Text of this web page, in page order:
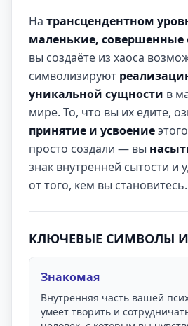
На трансцендентном
маленькие,
вы создаёте из хаоса
символизируют
уникальной сущности в
мире. То, что вы их едите,
принятие и усвоение
просто создали — вы
знак внутренней сытости и
от того, кем вы становитесь.
КЛЮЧЕВЫЕ СИМВОЛЫ
Знакомая
Внутренняя часть вашей
умеет творить и